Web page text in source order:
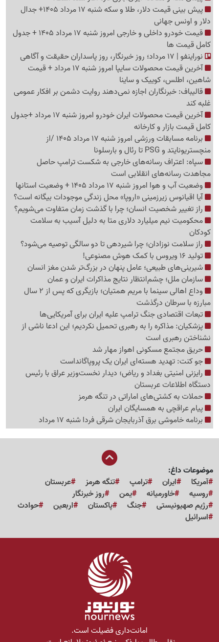
پیش ‌بینی قیمت دلار، طلا و سکه شنبه 17 مرداد 1405+ جدال
دلار و اونس جهانی
قیمت خودرو داخلی و خارجی امروز شنبه 17 مرداد 1405 + جدول
کامل قیمت ها
نوراینفو | 17 مرداد؛ روز خبرنگار، روز پاسداران حقیقت و آگاهی
آخرین قیمت محصولات سایپا امروز شنبه 17 مرداد + قیمت
شاهین، اطلس، کوییک و ساینا
قالیباف: خبرنگاران اجازه نمی‌دهند روایت دشمن بر افکار عمومی
غلبه کند
آخرین قیمت محصولات ایران خودرو امروز شنبه 17 مرداد +جدول
کامل قیمت بازار و کارخانه
برنامه مسابقات ورزشی امروز شنبه 17 مرداد 1405 /از
منچستریونایتد و PSG تا رئال و بارسلونا
سپاه: اعتراف رسانه‌های خارجی به شکست ترامپ حاصل
مجاهدت رسانه‌های انقلابی است
وضعیت آب و هوا امروز شنبه 17 مرداد 1405 + وضعیت استانها
آیا اقیانوس زیرزمینی «اروپا» محل زندگی موجودات بیگانه است؟
راز تغییر شخصیت انسان؛ چرا با گذشت زمان متفاوت می‌شویم؟
محکومیت نیم میلیارد دلاری متا به دلیل آسیب به سلامت
کودکان
راز سلامت نوزادان؛ چرا شیردهی تا دو سالگی توصیه می‌شود؟
تولید 16 ویروس با کمک هوش مصنوعی!
شیرینی‌های طبیعی؛ عامل پنهان در بزرگ‌تر شدن مغز انسان
سازمان ملل؛ چشم‌انتظار نتایج مذاکرات ایران و عمان
وداع اهالی سینما با مریم همتیان؛ بازیگری که پس از 2 سال
مبارزه با سرطان درگذشت
تبعات اقتصادی جنگ ترامپ علیه ایران برای آمریکایی‌ها
پزشکیان: مذاکره را به رهبری تحمیل نکردیم؛ این ادعا ناشی از
نشناختن رهبری است
حریق مجتمع مسکونی اهواز مهار شد
جو کنت: تهدید هسته‌ای ایران یک پروپاگانداست
رایزنی امنیتی بغداد و ریاض؛ دیدار نخست‌وزیر عراق با رئیس
دستگاه اطلاعات عربستان
حملات به کشتی‌های اماراتی در تنگه هرمز
پیام عراقچی به همسایگان ایران
برنامه خاموشی برق آذربایجان شرقی فردا شنبه 17 مرداد
موضوعات داغ:
آمریکا
ایران ترامپ تنگه هرمز
عربستان
روسیه
خاورمیانه یمن
روز خبرنگار
رژیم صهیونیستی
جنگ پاکستان اربعین
حوادث
اسرائیل
امانت‌داری فضیلت است.